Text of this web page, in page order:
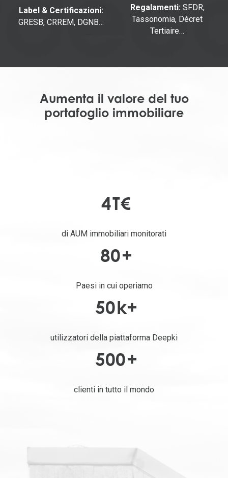
Label & Certificazioni:
GRESB, CRREM, DGNB…
Regalamenti: SFDR,
Tassonomia, Décret
Tertiaire…
Aumenta il valore del tuo
portafoglio immobiliare
4T€
di AUM immobiliari monitorati
80+
Paesi in cui operiamo
50k+
utilizzatori della piattaforma Deepki
500+
clienti in tutto il mondo